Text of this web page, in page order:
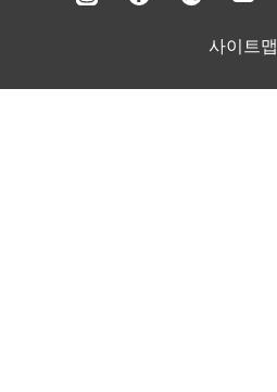
사이트맵